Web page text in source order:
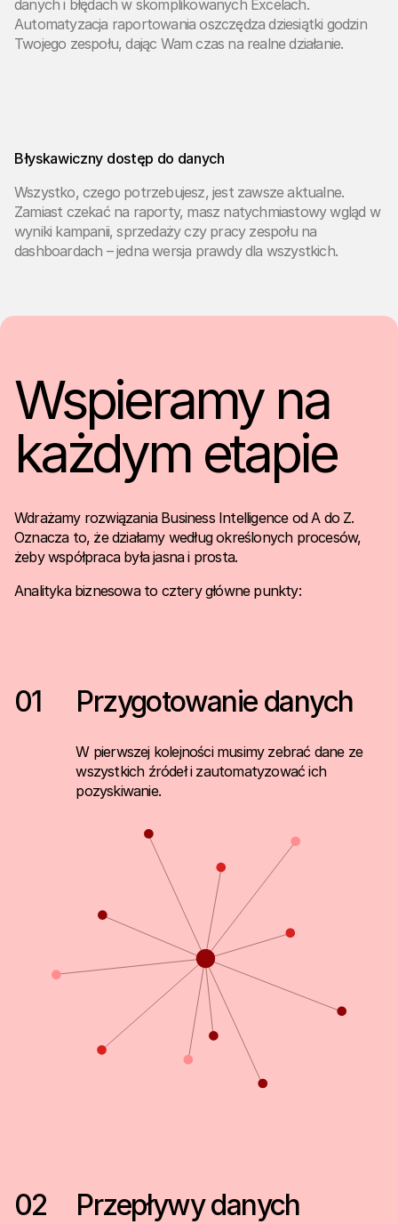
danych i błędach w skomplikowanych Excelach.
Automatyzacja raportowania oszczędza dziesiątki godzin
Twojego zespołu, dając Wam czas na realne działanie.
Błyskawiczny dostęp do danych
Wszystko, czego potrzebujesz, jest zawsze aktualne.
Zamiast czekać na raporty, masz natychmiastowy wgląd w
wyniki kampanii, sprzedaży czy pracy zespołu na
dashboardach – jedna wersja prawdy dla wszystkich.
Wspieramy na
każdym etapie
Wdrażamy rozwiązania Business Intelligence od A do Z.
Oznacza to, że działamy według określonych procesów,
żeby współpraca była jasna i prosta.
Analityka biznesowa to cztery główne punkty:
01 Przygotowanie danych
W pierwszej kolejności musimy zebrać dane ze
wszystkich źródeł i zautomatyzować ich
pozyskiwanie.
02 Przepływy danych